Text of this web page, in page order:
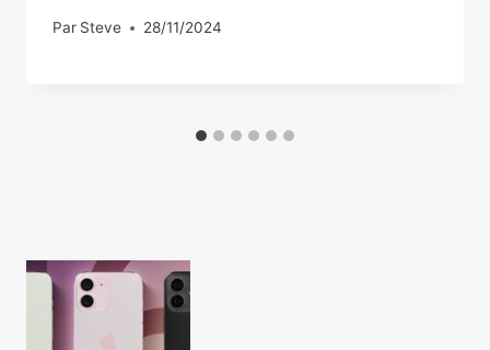
Par Steve 28/11/2024